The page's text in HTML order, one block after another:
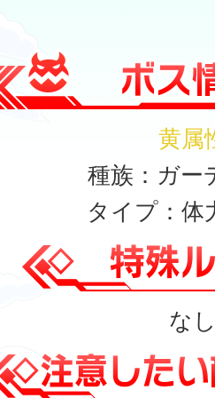
黄属
種族：ガー
タイプ：体
なし